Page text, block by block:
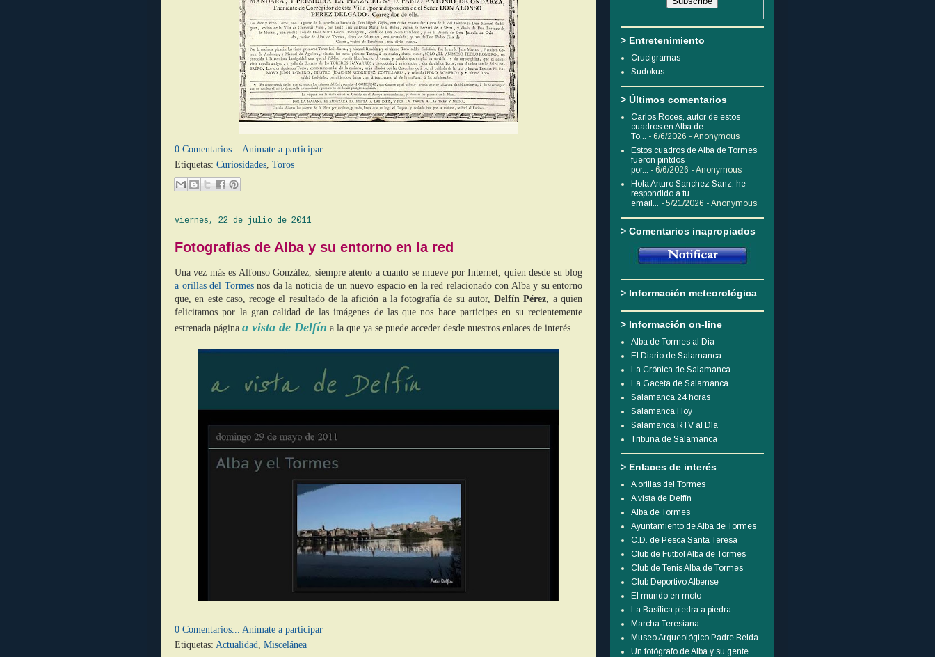
0 Comentarios... Animate a participar
Etiquetas: Curiosidades, Toros
viernes, 22 de julio de 2011
Fotografías de Alba y su entorno en la red
Una vez más es Alfonso González, siempre atento a cuanto se mueve por Internet, quien desde su blog
a orillas del Tormesnos da la noticia de un nuevo espacio en la red relacionado con Alba y su entorno
que, en este caso, recoge el resultado de la afición a la fotografía de su autor,Delfín Pérez, a quien
felicitamos por la gran calidad de las imágenes de las que nos hace participes en su recientemente
estrenada página a vista de Delfín a la que ya se puede acceder desde nuestros enlaces de interés.
0 Comentarios... Animate a participar
Etiquetas: Actualidad, Miscelánea
> Entretenimiento
Crucigramas
Sudokus
> Últimos comentarios
Carlos Roces, autor de estos
cuadros en Alba de
To... - 6/6/2026 - Anonymous
Estos cuadros de Alba de Tormes
fueron pintdos
por... - 6/6/2026 - Anonymous
Hola Arturo Sanchez Sanz, he
respondido a tu
email... - 5/21/2026 - Anonymous
> Comentarios inapropiados
> Información meteorológica
> Información on-line
Alba de Tormes al Dia
El Diario de Salamanca
La Crónica de Salamanca
La Gaceta de Salamanca
Salamanca 24 horas
Salamanca Hoy
Salamanca RTV al Día
Tribuna de Salamanca
> Enlaces de interés
A orillas del Tormes
A vista de Delfín
Alba de Tormes
Ayuntamiento de Alba de Tormes
C.D. de Pesca Santa Teresa
Club de Futbol Alba de Tormes
Club de Tenis Alba de Tormes
Club Deportivo Albense
El mundo en moto
La Basílica piedra a piedra
Marcha Teresiana
Museo Arqueológico Padre Belda
Un fotógrafo de Alba y su gente